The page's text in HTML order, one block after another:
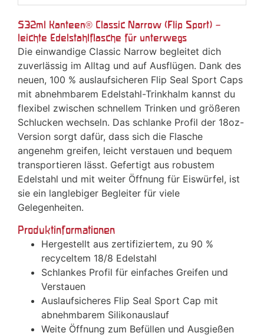
532ml Kanteen® Classic Narrow (Flip Sport) –
leichte Edelstahlflasche für unterwegs
Die einwandige Classic Narrow begleitet dich
zuverlässig im Alltag und auf Ausflügen. Dank des
neuen, 100 % auslaufsicheren Flip Seal Sport Caps
mit abnehmbarem Edelstahl-Trinkhalm kannst du
flexibel zwischen schnellem Trinken und größeren
Schlucken wechseln. Das schlanke Profil der 18oz-
Version sorgt dafür, dass sich die Flasche
angenehm greifen, leicht verstauen und bequem
transportieren lässt. Gefertigt aus robustem
Edelstahl und mit weiter Öffnung für Eiswürfel, ist
sie ein langlebiger Begleiter für viele
Gelegenheiten.
Produktinformationen
Hergestellt aus zertifiziertem, zu 90 %
recyceltem 18/8 Edelstahl
Schlankes Profil für einfaches Greifen und
Verstauen
Auslaufsicheres Flip Seal Sport Cap mit
abnehmbarem Silikonauslauf
Weite Öffnung zum Befüllen und Ausgießen